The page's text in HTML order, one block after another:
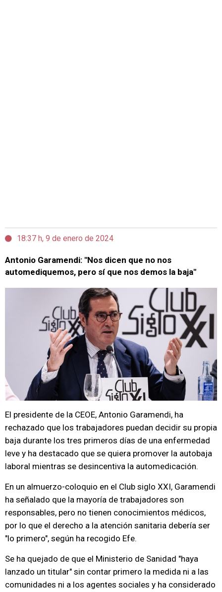
18:37 h, 9 de enero de 2024
Antonio Garamendi: "Nos dicen que no nos
automediquemos, pero sí que nos demos la baja"
El presidente de la CEOE, Antonio Garamendi, ha
rechazado que los trabajadores puedan decidir su propia
baja durante los tres primeros días de una enfermedad
leve y ha destacado que se quiera promover la autobaja
laboral mientras se desincentiva la automedicación.
En un almuerzo-coloquio en el Club siglo XXI, Garamendi
ha señalado que la mayoría de trabajadores son
responsables, pero no tienen conocimientos médicos,
por lo que el derecho a la atención sanitaria debería ser
"lo primero", según ha recogido Efe.
Se ha quejado de que el Ministerio de Sanidad "haya
lanzado un titular" sin contar primero la medida ni a las
comunidades ni a los agentes sociales y ha considerado